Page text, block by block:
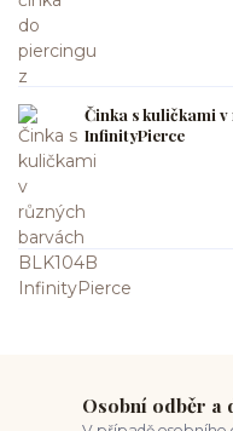
Činka s kuličkami
InfinityPierce
Osobní odběr a